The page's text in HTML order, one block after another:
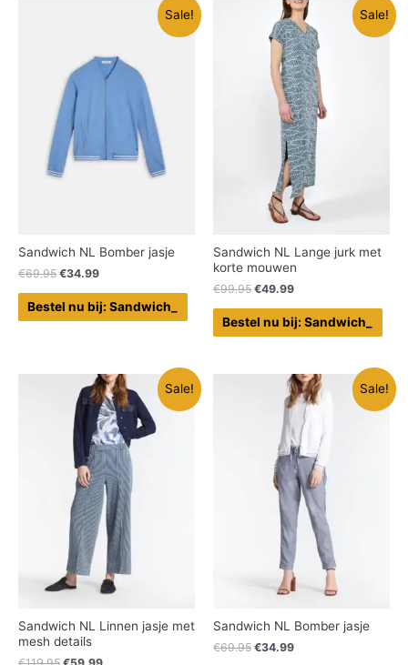
Sale!
Sandwich NL Bomber jasje
€69.95 €34.99
Bestel nu bij: Sandwich_
Sale!
Sandwich NL Lange jurk met
korte mouwen
€99.95 €49.99
Bestel nu bij: Sandwich_
Sale!
Sandwich NL Linnen jasje met
mesh details
Sale!
Sandwich NL Bomber jasje
€69.95 €34.99